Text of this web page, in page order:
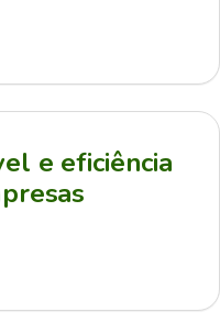
e eficiência